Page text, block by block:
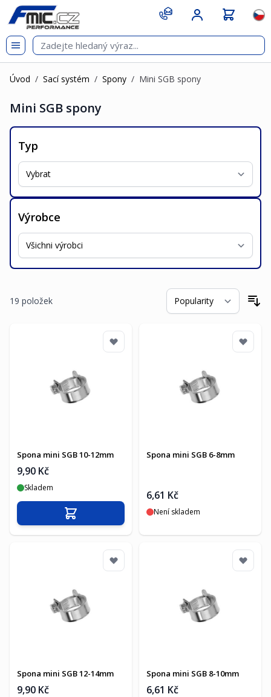
Přejít na obsah
git s
Úvod / Sací systém / Spony / Mini SGB spony
Mini SGB spony
Typ
Výrobce
19 položek
Spona mini SGB 10-12mm
9,90 Kč
Skladem
Přidat do košíku
Spona mini SGB 6-8mm
6,61 Kč
Není skladem
Spona mini SGB 12-14mm
9,90 Kč
Spona mini SGB 8-10mm
6,61 Kč